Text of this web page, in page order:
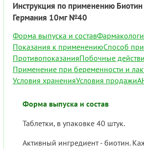
Инструкция по применению
Германия 10мг №40
Форма выпуска и состав
Показания к применениюСпособ
ПротивопоказанияПобочные
Применение при беременности и
Условия храненияУсловия продажи
Форма выпуска и состав
Таблетки, в упаковке 40 штук.
Активный ингредиент - биотин.